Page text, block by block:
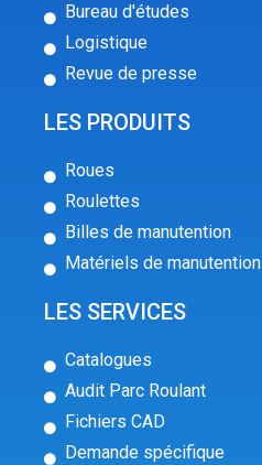
Bureau d'études
Logistique
Revue de presse
LES PRODUITS
Roues
Roulettes
Billes de manutention
Matériels de manutention
LES SERVICES
Catalogues
Audit Parc Roulant
Fichiers CAD
Demande spécifique